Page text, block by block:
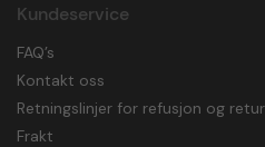
Kundeservice
FAQ’s
Kontakt oss
Retningslinjer for refusjon og retur
Frakt